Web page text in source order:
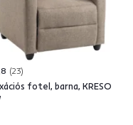
23
fotel, barna, KRESO